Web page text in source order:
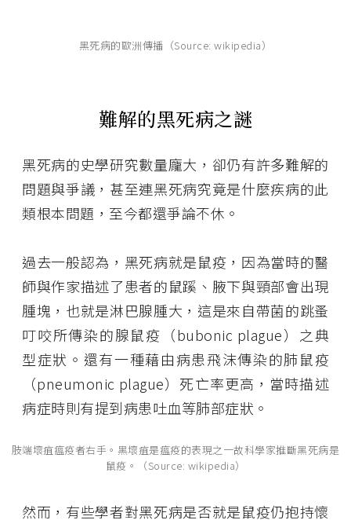
黑死病的歐洲傳播（Source: wikipedia）
難解的黑死病之謎
黑死病的史學研究數量龐大，卻仍有許多難解的
問題與爭議，甚至連黑死病究竟是什麼疾病的此
類根本問題，至今都還爭論不休。
過去一般認為，黑死病就是鼠疫，因為當時的醫
師與作家描述了患者的鼠蹊、腋下與頸部會出現
腫塊，也就是淋巴腺腫大，這是來自帶菌的跳蚤
叮咬所傳染的腺鼠疫（bubonic plague）之典
型症狀。還有一種藉由病患飛沫傳染的肺鼠疫
（pneumonic plague）死亡率更高，當時描述
病症時則有提到病患吐血等肺部症狀。
肢端壞疽瘟疫者右手。黑壞疽是瘟疫的表現之一故科學家推斷黑死病是
鼠疫。（Source: wikipedia）
然而，有些學者對黑死病是否就是鼠疫仍抱持懷